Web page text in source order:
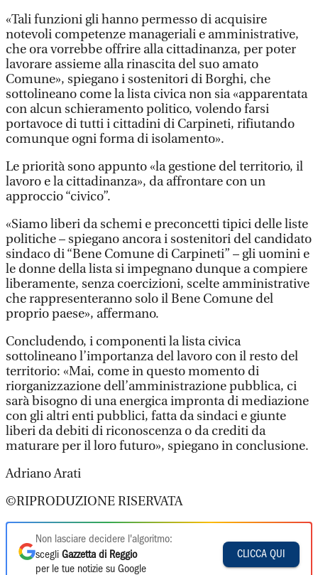
«Tali funzioni gli hanno permesso di acquisire
notevoli competenze manageriali e amministrative,
che ora vorrebbe offrire alla cittadinanza, per poter
lavorare assieme alla rinascita del suo amato
Comune», spiegano i sostenitori di Borghi, che
sottolineano come la lista civica non sia «apparentata
con alcun schieramento politico, volendo farsi
portavoce di tutti i cittadini di Carpineti, rifiutando
comunque ogni forma di isolamento».
Le priorità sono appunto «la gestione del territorio, il
lavoro e la cittadinanza», da affrontare con un
approccio “civico”.
«Siamo liberi da schemi e preconcetti tipici delle liste
politiche – spiegano ancora i sostenitori del candidato
sindaco di “Bene Comune di Carpineti” – gli uomini e
le donne della lista si impegnano dunque a compiere
liberamente, senza coercizioni, scelte amministrative
che rappresenteranno solo il Bene Comune del
proprio paese», affermano.
Concludendo, i componenti la lista civica
sottolineano l’importanza del lavoro con il resto del
territorio: «Mai, come in questo momento di
riorganizzazione dell’amministrazione pubblica, ci
sarà bisogno di una energica impronta di mediazione
con gli altri enti pubblici, fatta da sindaci e giunte
liberi da debiti di riconoscenza o da crediti da
maturare per il loro futuro», spiegano in conclusione.
Adriano Arati
©RIPRODUZIONE RISERVATA
Non lasciare decidere l'algoritmo:
scegli Gazzetta di Reggio
per le tue notizie su Google
CLICCA QUI